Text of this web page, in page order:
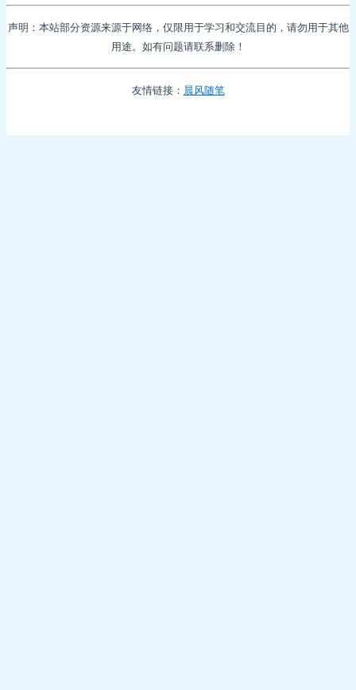
声明：本站部分资源来源于网络，仅限用于学习和交流目的，请勿用于其他
用途。如有问题请联系删除！
友情链接： 晨风随笔